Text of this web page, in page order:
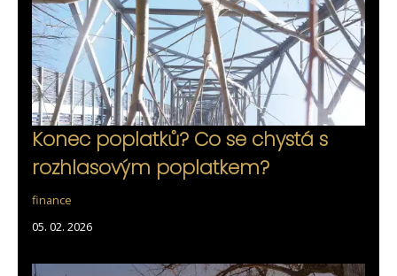
Konec poplatků? Co se chystá s
rozhlasovým poplatkem?
finance
05. 02. 2026